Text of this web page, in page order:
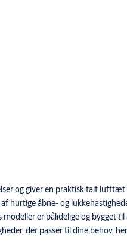
og giver en praktisk talt
hurtige åbne- og
er pålidelige og bygget
der passer til dine behov,